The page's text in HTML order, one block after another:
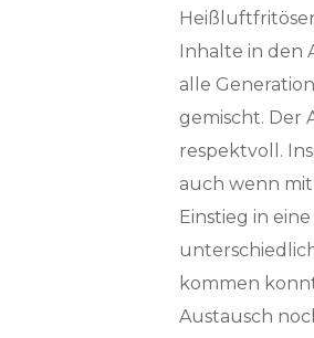
Inhalte in den
alle
gemischt. Der
respektvoll.
auch wenn
Einstieg in
kommen
Austausch